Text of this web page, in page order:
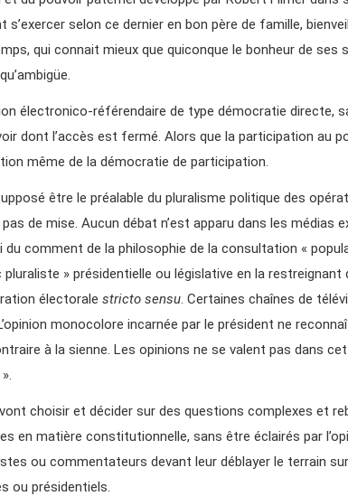
s’exercer selon ce dernier en bon père de famille,
qui connait mieux que quiconque le bonheur de ses
électronico-référendaire de type démocratie directe,
dont l’accès est fermé. Alors que la participation au
même de la démocratie de participation.
être le préalable du pluralisme politique des
de mise. Aucun débat n’est apparu dans les médias
comment de la philosophie de la consultation «
» présidentielle ou législative en la restreignant
électorale stricto sensu. Certaines chaînes de
monocolore incarnée par le président ne
à la sienne. Les opinions ne se valent pas dans
choisir et décider sur des questions complexes et
en matière constitutionnelle, sans être éclairés par
ou commentateurs devant leur déblayer le terrain
ou présidentiels.